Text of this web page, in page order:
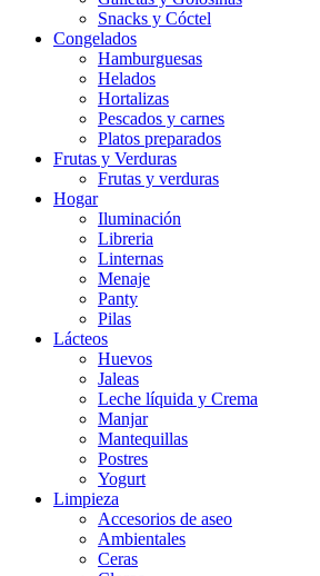
Snacks y Cóctel
Congelados
Hamburguesas
Helados
Hortalizas
Pescados y carnes
Platos preparados
Frutas y Verduras
Frutas y verduras
Hogar
Iluminación
Libreria
Linternas
Menaje
Panty
Pilas
Lácteos
Huevos
Jaleas
Leche líquida y Crema
Manjar
Mantequillas
Postres
Yogurt
Limpieza
Accesorios de aseo
Ambientales
Ceras